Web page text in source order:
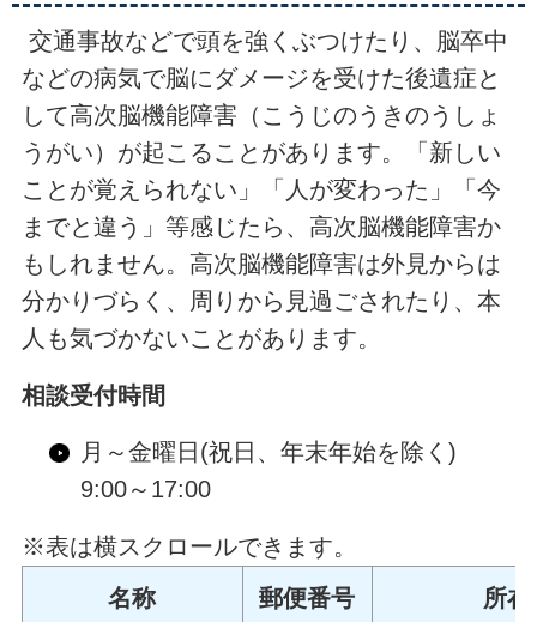
交通事故などで頭を強くぶつけたり、脳卒中
などの病気で脳にダメージを受けた後遺症と
して高次脳機能障害（こうじのうきのうしょ
うがい）が起こることがあります。「新しい
ことが覚えられない」「人が変わった」「今
までと違う」等感じたら、高次脳機能障害か
もしれません。高次脳機能障害は外見からは
分かりづらく、周りから見過ごされたり、本
人も気づかないことがあります。
相談受付時間
月～金曜日(祝日、年末年始を除く)
9:00～17:00
※表は横スクロールできます。
名称
郵便番号 所在